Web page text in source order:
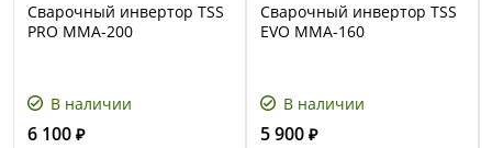
Сварочный инвертор TSS
PRO MMA-200
В наличии
6 100 ₽
Сварочный инвертор ТSS
EVO MMA-160
В наличии
5 900 ₽